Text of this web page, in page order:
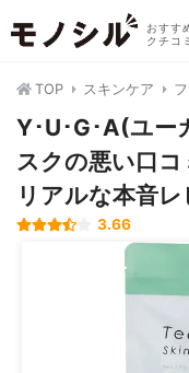
おすす
クチコ
TOP スキンケア
Y･U･G･A(ユー
スクの悪い口コ
リアルな本音
3.66